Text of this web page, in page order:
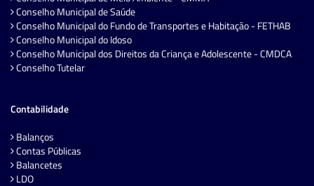
Conselho Municipal de Saúde
Conselho Municipal do Fundo de Transportes e Habitação - FETHAB
Conselho Municipal do Idoso
Conselho Municipal dos Direitos da Criança e Adolescente - CMDCA
Conselho Tutelar
Contabilidade
Balanços
Contas Públicas
Balancetes
LDO